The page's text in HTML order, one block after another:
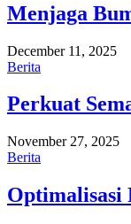
Menjaga
December 11, 2025
Berita
Perkuat
November 27, 2025
Berita
Optimalisasi